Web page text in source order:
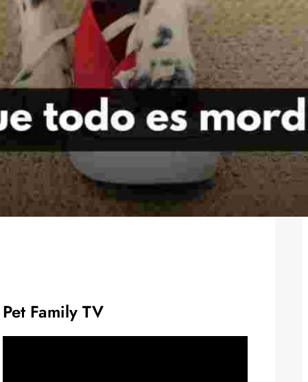
Clic para suscribirte a la revista
Revista
Pet Family TV